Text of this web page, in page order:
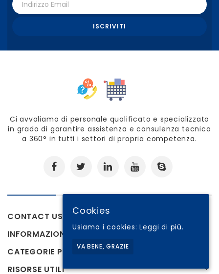
Ci avvaliamo di personale qualificato e specializzato
in grado di garantire assistenza e consulenza tecnica
a 360° in tutti i settori di propria competenza.
CONTACT US
INFORMAZIONI
CATEGORIE PRODOTTI
RISORSE UTILI
Cookies
Usiamo i cookies:Leggi di più.
VA BENE, GRAZIE